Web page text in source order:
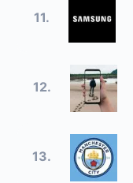
11.
12.
13.